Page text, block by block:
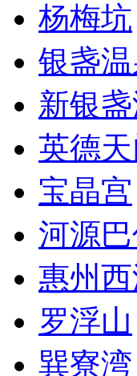
杨梅坑
银盏温
新银
英德
宝晶宫
河源
惠州西
罗浮山
巽寮湾